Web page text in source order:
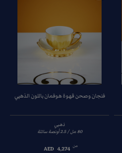
فنجان وصحن قهوة هوفمان باللون الذهبي
ذهبي
‏80 مل / 2.5 أونصة سائلة
من AED 4,274